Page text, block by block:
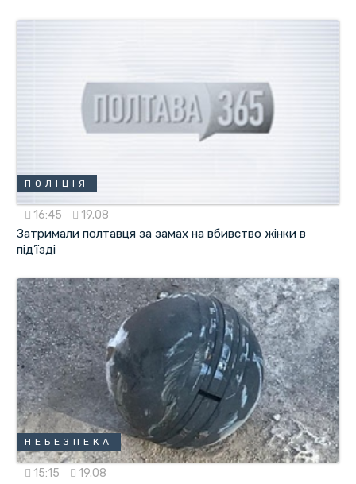
ПОЛІЦІЯ
16:45 19.08
Затримали полтавця за замах на вбивство жінки в
під’їзді
НЕБЕЗПЕКА
15:15 19.08